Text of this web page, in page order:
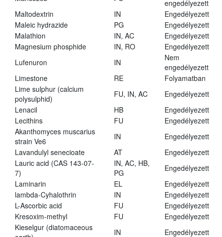
engedélyezett
Maltodextrin
IN
Engedélyezett
Maleic hydrazide
PG
Engedélyezett
Malathion
IN, AC
Engedélyezett
Magnesium phosphide
IN, RO
Engedélyezett
Lufenuron
IN
Nem
engedélyezett
Limestone
RE
Folyamatban
Lime sulphur (calcium
polysulphid)
FU, IN, AC
Engedélyezett
Lenacil
HB
Engedélyezett
Lecithins
FU
Engedélyezett
Akanthomyces muscarius
strain Ve6
IN
Engedélyezett
Lavandulyl senecioate
AT
Engedélyezett
Lauric acid (CAS 143-07-
7)
IN, AC, HB,
PG
Engedélyezett
Laminarin
EL
Engedélyezett
lambda-Cyhalothrin
IN
Engedélyezett
L-Ascorbic acid
FU
Engedélyezett
Kresoxim-methyl
FU
Engedélyezett
Kieselgur (diatomaceous
IN Engedélyezett